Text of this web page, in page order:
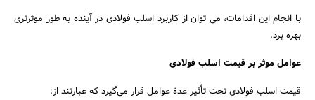
با انجام این اقدامات، می توان از کاربرد اسلب فولادی در آینده به طور موثرتری
بهره برد.
عوامل موثر بر قیمت اسلب فولادی
قیمت اسلب فولادی تحت تأثیر عدة عوامل قرار می‌گیرد که عبارتند از: